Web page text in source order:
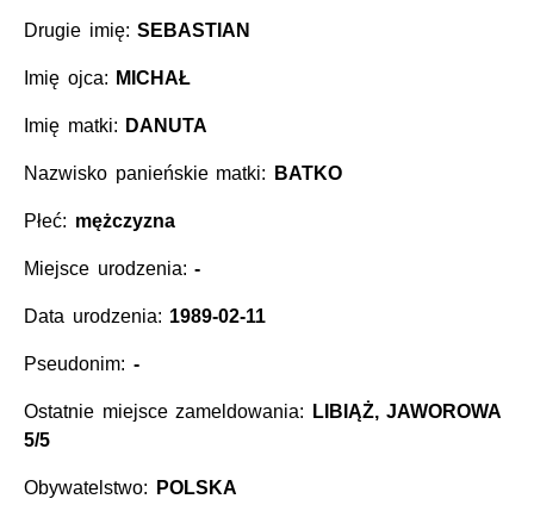
Drugie imię:SEBASTIAN
Imię ojca: MICHAŁ
Imię matki: DANUTA
Nazwisko panieńskie matki: BATKO
Płeć: mężczyzna
Miejsce urodzenia:-
Data urodzenia: 1989-02-11
Pseudonim: -
Ostatnie miejsce zameldowania:
LIBIĄŻ, JAWOROWA
5/5
Obywatelstwo: POLSKA